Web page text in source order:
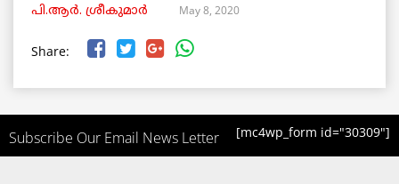
പി.ആര്‍. ശ്രീകുമാര്‍ May 8, 2020
Share:
Subscribe Our Email News Letter [mc4wp_form id="30309"]